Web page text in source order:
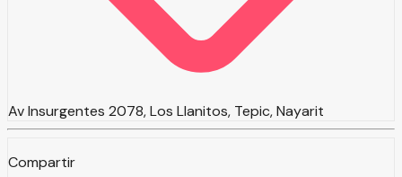
Av Insurgentes 2078, Los Llanitos, Tepic, Nayarit
Compartir